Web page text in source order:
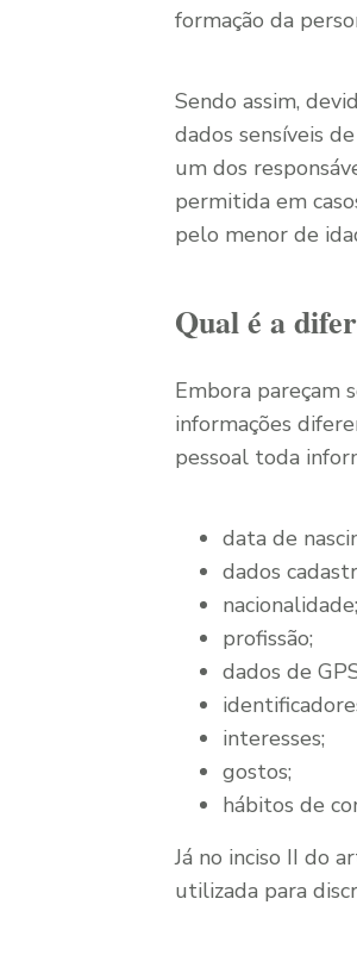
formação da
Sendo assim,
dados sensíveis
um dos
permitida em
pelo menor de
Qual é a
Embora pareçam
informações
pessoal toda
data de
dados
nacionalidade;
profissão;
dados de
interesses;
gostos;
hábitos de
Já no inciso II do
utilizada para